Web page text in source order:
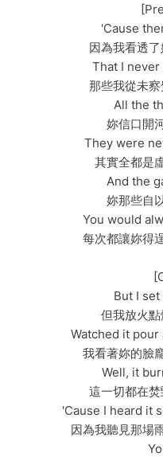
'Cause
因為我看透
That I
那些我從未
All the
妳信口開
They were
其實全都是
And the
妳那些自
You would
每次都讓妳得
But I
但我放火
Watched it
我看著妳的臉
Well, it
這一切都在
'Cause I heard it
因為我聽見那場